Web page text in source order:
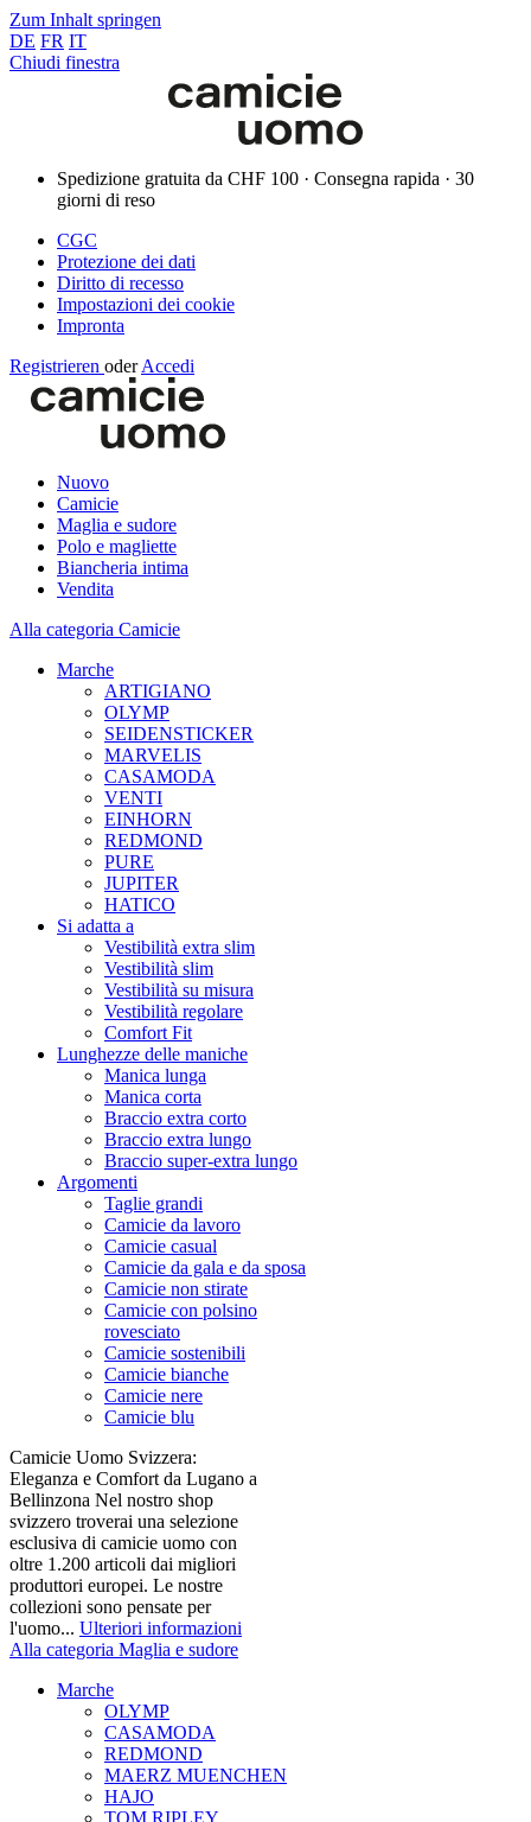
Zum Inhalt springen
DE FR IT
Chiudi finestra
Spedizione gratuita da CHF 100 · Consegna rapida · 30
giorni di reso
CGC
Protezione dei dati
Diritto di recesso
Impostazioni dei cookie
Impronta
Registrieren oder Accedi
Nuovo
Camicie
Maglia e sudore
Polo e magliette
Biancheria intima
Vendita
Alla categoria Camicie
Marche
ARTIGIANO
OLYMP
SEIDENSTICKER
MARVELIS
CASAMODA
VENTI
EINHORN
REDMOND
PURE
JUPITER
HATICO
Si adatta a
Vestibilità extra slim
Vestibilità slim
Vestibilità su misura
Vestibilità regolare
Comfort Fit
Lunghezze delle maniche
Manica lunga
Manica corta
Braccio extra corto
Braccio extra lungo
Braccio super-extra lungo
Argomenti
Taglie grandi
Camicie da lavoro
Camicie casual
Camicie da gala e da sposa
Camicie non stirate
Camicie con polsino
rovesciato
Camicie sostenibili
Camicie bianche
Camicie nere
Camicie blu
Camicie Uomo Svizzera:
Eleganza e Comfort da Lugano a
Bellinzona Nel nostro shop
svizzero troverai una selezione
esclusiva di camicie uomo con
oltre 1.200 articoli dai migliori
produttori europei. Le nostre
collezioni sono pensate per
l'uomo... Ulteriori informazioni
Alla categoria Maglia e sudore
Marche
OLYMP
CASAMODA
REDMOND
MAERZ MUENCHEN
HAJO
TOM RIPLEY